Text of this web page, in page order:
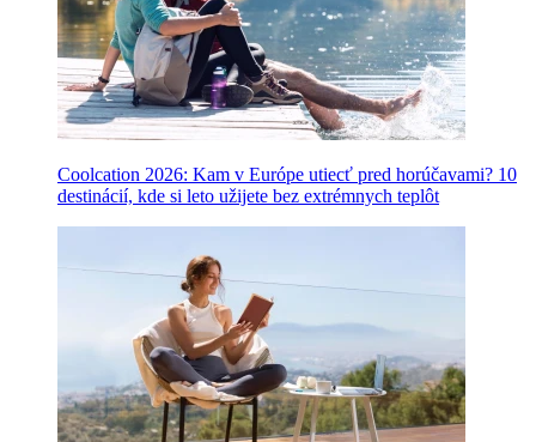
Coolcation 2026: Kam v Európe utiecť pred horúčavami? 10
destinácií, kde si leto užijete bez extrémnych teplôt